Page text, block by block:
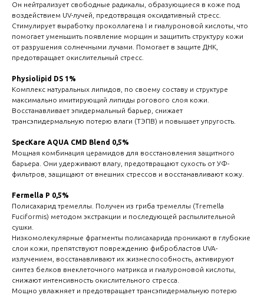
Он нейтрализует свободные радикалы, образующиеся в коже под
воздействием UV-лучей, предотвращая оксидативный стресс.
Стимулирует выработку проколлагена I и гиалуроновой кислоты, что
помогает уменьшить появление морщин и защитить структуру кожи
от разрушения солнечными лучами. Помогает в защите ДНК,
предотвращает окислительный стресс.
Physiolipid DS 1%
Комплекс натуральных липидов, по своему составу и структуре
максимально имитирующий липиды рогового слоя кожи.
Восстанавливает эпидермальный барьер, снижает
трансэпидермальную потерю влаги (ТЭПВ) и повышает упругость.
SpecKare AQUA CMD Blend 0,5%
Мощная комбинация церамидов для восстановления защитного
барьера. Они удерживают влагу, предотвращают сухость от УФ-
фильтров, защищают от внешних стрессов и восстанавливают кожу.
Fermella P 0,5%
Полисахарид тремеллы. Получен из гриба тремеллы (Tremella
Fuciformis) методом экстракции и последующей распылительной
сушки.
Низкомолекулярные фрагменты полисахарида проникают в глубокие
слои кожи, препятствуют повреждению фибробластов UVA-
излучением, восстанавливают их жизнеспособность, активируют
синтез белков внеклеточного матрикса и гиалуроновой кислоты,
снижают интенсивность окислительного стресса.
Мощно увлажняет и предотвращает трансэпидермальную потерю